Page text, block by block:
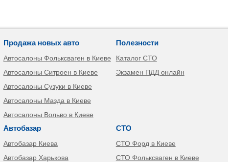
Продажа новых авто
Автосалоны Фольксваген в Киеве
Автосалоны Ситроен в Киеве
Автосалоны Сузуки в Киеве
Автосалоны Мазда в Киеве
Автосалоны Вольво в Киеве
Автобазар
Автобазар Киева
Автобазар Харькова
Полезности
Каталог СТО
Экзамен ПДД онлайн
СТО
СТО Форд в Киеве
СТО Фольксваген в Киеве